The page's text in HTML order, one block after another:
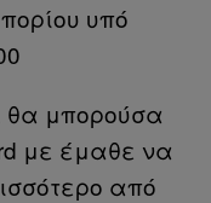
υπό
θα μπορούσα
με έμαθε να
από